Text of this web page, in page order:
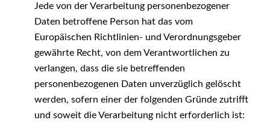
Jede von der Verarbeitung personenbezogener
Daten betroffene Person hat das vom
Europäischen Richtlinien- und Verordnungsgeber
gewährte Recht, von dem Verantwortlichen zu
verlangen, dass die sie betreffenden
personenbezogenen Daten unverzüglich gelöscht
werden, sofern einer der folgenden Gründe zutrifft
und soweit die Verarbeitung nicht erforderlich ist: